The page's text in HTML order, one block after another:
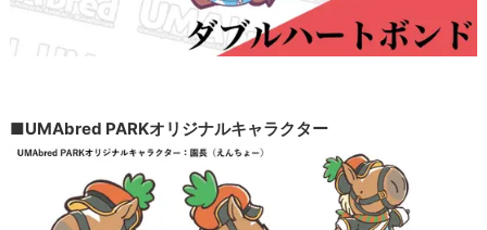
■UMAbred PARKオリジナルキャラクター